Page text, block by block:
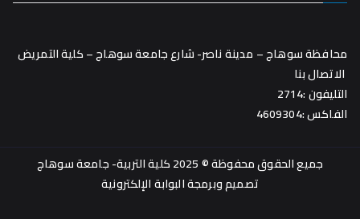
محافظة سوهاج – مدينة ناصر- شارع جامعة سوهاج – كلية التمريض
الاتصال بنا
التليفون :2714
الفاكس :4609304
جميع الحقوق محفوظة © 2025 كلية التربية- جامعة سوهاج
تصميم وبرمجةالبوابة الإلكترونية